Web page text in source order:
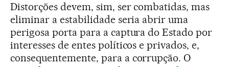
Distorções devem, sim, ser combatidas, mas
eliminar a estabilidade seria abrir uma
perigosa porta para a captura do Estado por
interesses de entes políticos e privados, e,
consequentemente, para a corrupção. O